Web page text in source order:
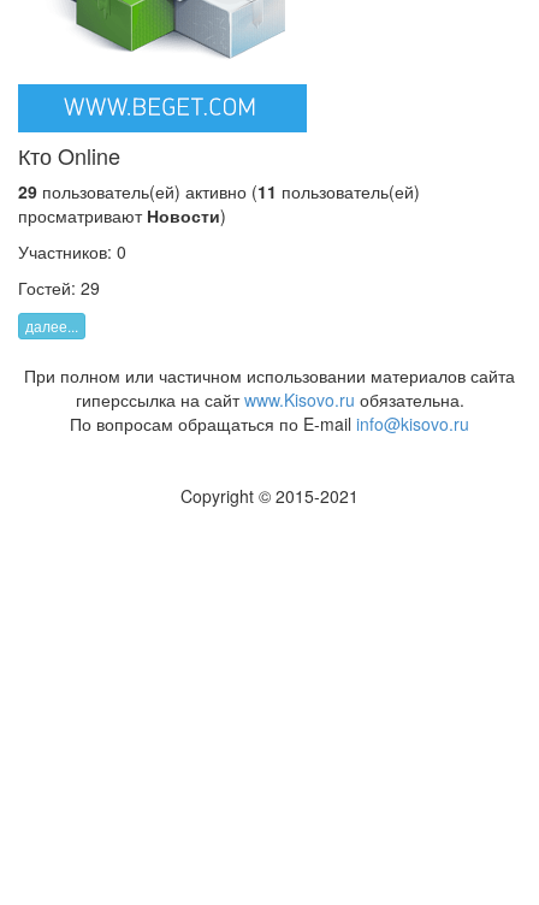
Кто Online
29 пользователь(ей) активно (11 пользователь(ей)
просматривают Новости)
Участников: 0
Гостей: 29
далее...
При полном или частичном использовании материалов сайта
гиперссылка на сайтwww.Kisovo.ru обязательна.
По вопросам обращаться по E-mail info@kisovo.ru
Copyright © 2015-2021